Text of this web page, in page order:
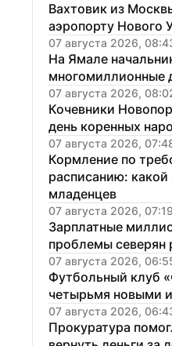
Вахтовик из
аэропорту Нового
07 августа 2026,
На Ямале
многомиллионные
07 августа 2026,
Кочевники
день коренных
07 августа 2026,
Кормление по
расписанию:
младенцев
07 августа 2026, 07:19
Зарплатные
проблемы северян
07 августа 2026,
Футбольный клуб
четырьмя новыми
07 августа 2026,
Прокуратура